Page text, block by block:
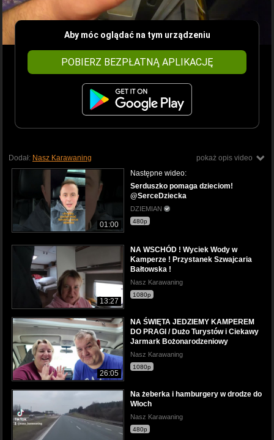
Aby móc oglądać na tym urządzeniu
POBIERZ BEZPŁATNĄ APLIKACJĘ
pokaż opis video
Dodał: Nasz Karawaning
01:00
Następne wideo:
Serduszko pomaga dzieciom!
@SerceDziecka
DZIEMIAN
480p
13:27
NA WSCHÓD ! Wyciek Wody w
Kamperze ! Przystanek Szwajcaria
Bałtowska !
Nasz Karawaning
1080p
26:05
NA ŚWIĘTA JEDZIEMY KAMPEREM
DO PRAGI / Dużo Turystów i Ciekawy
Jarmark Bożonarodzeniowy
Nasz Karawaning
1080p
Na żeberka i hamburgery w drodze do
Włoch
Nasz Karawaning
480p